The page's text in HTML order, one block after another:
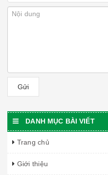
Gửi
DANH MỤC BÀI VIẾT
Trang chủ
Giới thiệu